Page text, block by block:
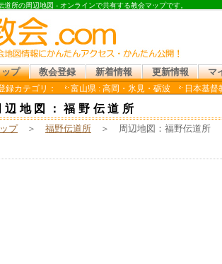
道所の周辺地図 - オンラインで共有する教会マップです。
プ 教会登録 新着情報 更新情報
マ
録カテゴリ：
富山県 : 高岡・氷見・砺波 日本基督
辺地図：福野伝道所
ップ ＞ 福野伝道所 ＞ 周辺地図：福野伝道所